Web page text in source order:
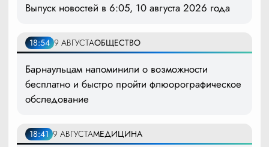
Выпуск новостей в 6:05, 10 августа 2026 года
18:54 9 АВГУСТАОБЩЕСТВО
Барнаульцам напоминили о возможности
бесплатно и быстро пройти флюорографическое
обследование
18:41 9 АВГУСТАМЕДИЦИНА